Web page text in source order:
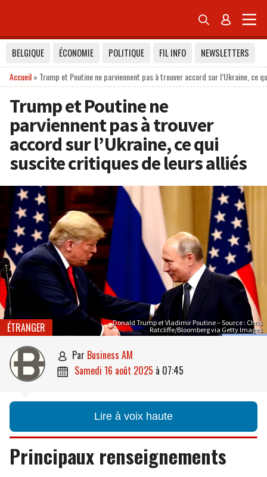
 
BELGIQUE ÉCONOMIE POLITIQUE FIL INFO
NEWSLETTERS
Accueil» Trump et Poutine ne parviennent pas à trouver accord sur l’Ukraine, ce
Trump et Poutine ne
parviennent pas à trouver
accord sur l’Ukraine, ce qui
suscite critiques de leurs alliés
Donald Trump et Vladimir Poutine – Source : Chris
Ratcliffe/Bloomberg via Getty Images
ÉTRANGER
 par Business AM
 samedi 16 août 2025 à 07:45
Lire à voix haute
Principaux renseignements